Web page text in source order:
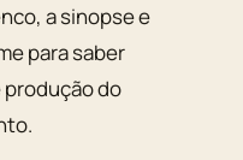
a sinopse e
para saber
do